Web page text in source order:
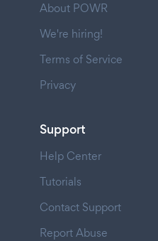
About POWR
We're hiring!
Terms of Service
Privacy
Support
Help Center
Tutorials
Contact Support
Report Abuse